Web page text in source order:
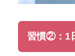
習慣②：1